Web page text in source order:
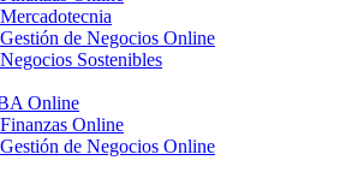
de Negocios Online
Sostenibles
Online
Online
de Negocios Online